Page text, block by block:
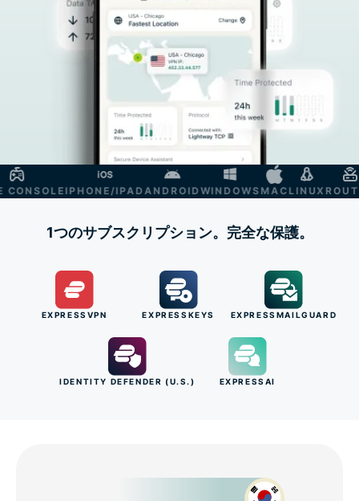
IPHONE/IPADANDROIDWINDOWSMACLINUXROUTER
1つのサブスクリプション。完全な保護。
EXPRESSVPN EXPRESSKEYS EXPRESSMAILGUARD
IDENTITY DEFENDER (U.S.) EXPRESSAI